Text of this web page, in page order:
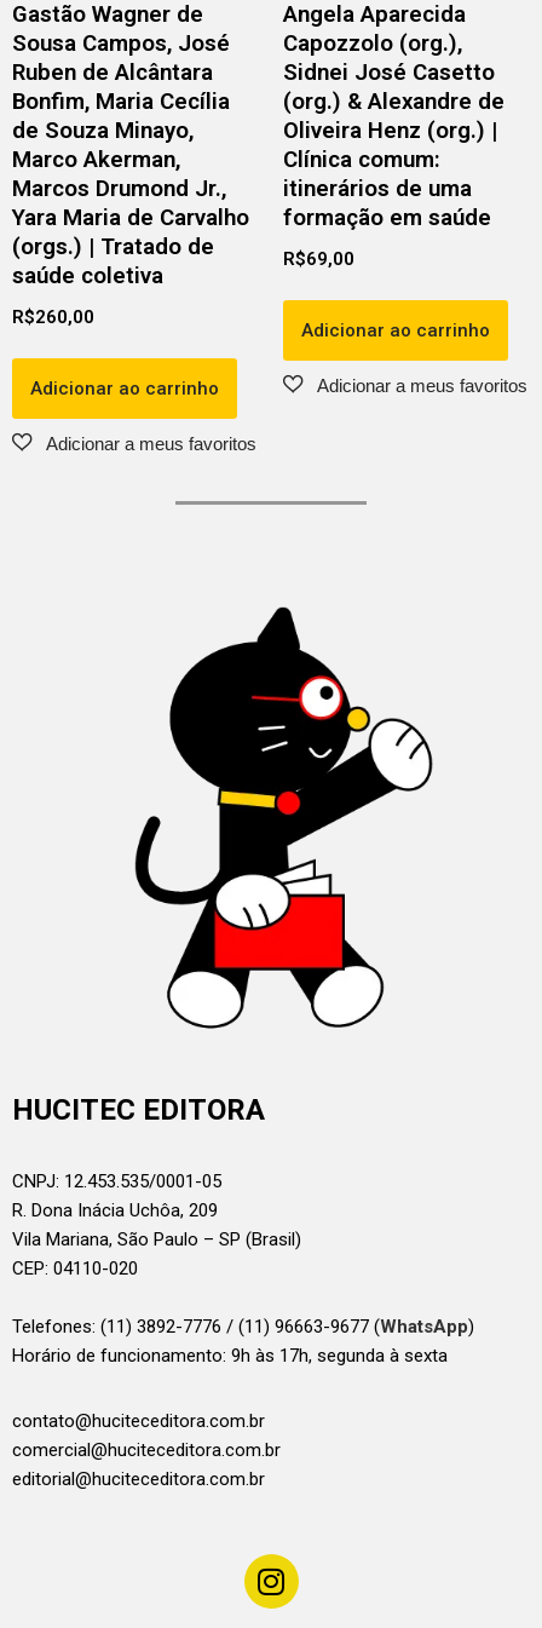
Gastão Wagner de
Sousa Campos, José
Ruben de Alcântara
Bonfim, Maria Cecília
de Souza Minayo,
Marco Akerman,
Marcos Drumond Jr.,
Yara Maria de Carvalho
(orgs.) | Tratado de
saúde coletiva
R$260,00
Adicionar ao carrinho
Angela Aparecida
Capozzolo (org.),
Sidnei José Casetto
(org.) & Alexandre de
Oliveira Henz (org.) |
Clínica comum:
itinerários de uma
formação em saúde
R$69,00
Adicionar ao carrinho
HUCITEC EDITORA
CNPJ: 12.453.535/0001-05
R. Dona Inácia Uchôa, 209
Vila Mariana, São Paulo – SP (Brasil)
CEP: 04110-020
Telefones: (11) 3892-7776 / (11) 96663-9677 (WhatsApp)
Horário de funcionamento: 9h às 17h, segunda à sexta
contato@huciteceditora.com.br
comercial@huciteceditora.com.br
editorial@huciteceditora.com.br